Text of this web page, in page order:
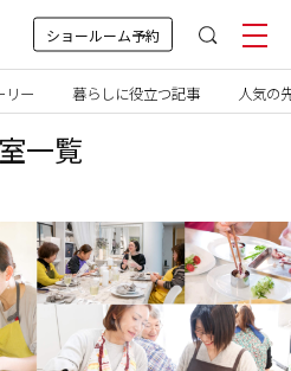
ショールーム予約
一覧
リー 暮らしに役立つ記事 人気の